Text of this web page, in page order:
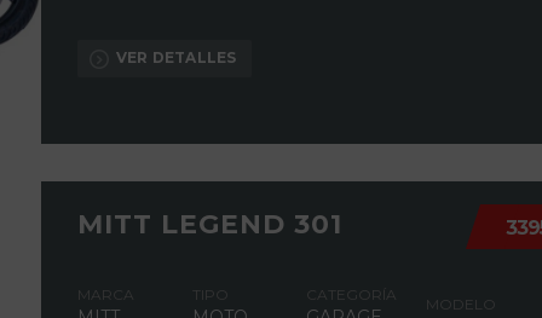
VER DETALLES
MITT LEGEND 301
MARCA TIPO CATEGORÍA
MODELO